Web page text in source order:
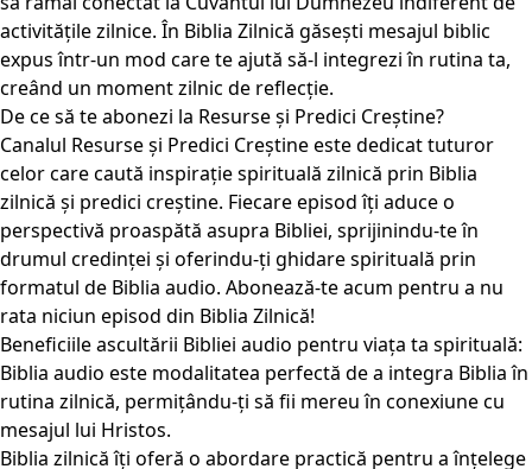
activitățile zilnice. În Biblia Zilnică găsești mesajul biblic
expus într-un mod care te ajută să-l integrezi în rutina ta,
creând un moment zilnic de reflecție.
De ce să te abonezi la Resurse și Predici Creștine?
Canalul Resurse și Predici Creștine este dedicat tuturor
celor care caută inspirație spirituală zilnică prin Biblia
zilnică și predici creștine. Fiecare episod îți aduce o
perspectivă proaspătă asupra Bibliei, sprijinindu-te în
drumul credinței și oferindu-ți ghidare spirituală prin
formatul de Biblia audio. Abonează-te acum pentru a nu
rata niciun episod din Biblia Zilnică!
Beneficiile ascultării Bibliei audio pentru viața ta spirituală:
Biblia audio este modalitatea perfectă de a integra Biblia în
rutina zilnică, permițându-ți să fii mereu în conexiune cu
mesajul lui Hristos.
Biblia zilnică îți oferă o abordare practică pentru a înțelege